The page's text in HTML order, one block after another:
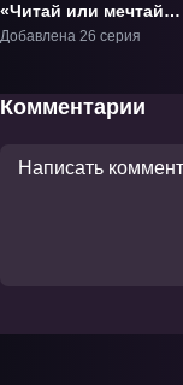
«Читай или мечтай»
ТВ-1
Добавлена 26 серия
Комментарии